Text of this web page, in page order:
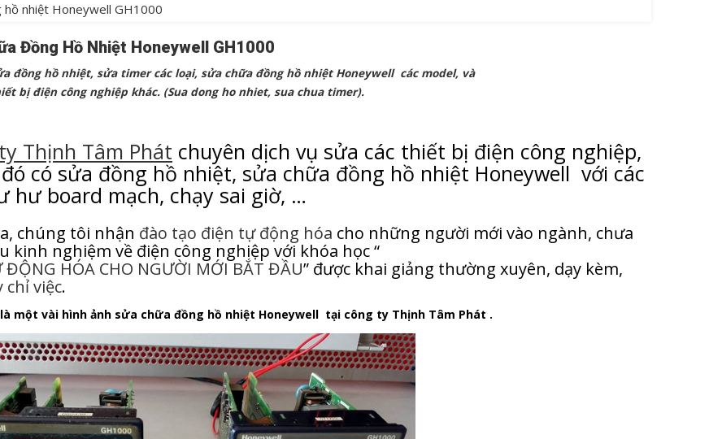
hồ nhiệt Honeywell GH1000
Đồng Hồ Nhiệt Honeywell GH1000
đồng hồ nhiệt, sửa timer các loại, sửa chữa đồng hồ nhiệt Honeywell các model, và
bị điện công nghiệp khác. (Sua dong ho nhiet, sua chua timer).
Thịnh Tâm Phát chuyên dịch vụ sửa các thiết bị điện công nghiệp,
có sửa đồng hồ nhiệt, sửa chữa đồng hồ nhiệt Honeywell với các
hư board mạch, chạy sai giờ, …
chúng tôi nhận đào tạo điện tự động hóa cho những người mới vào ngành, chưa
kinh nghiệm về điện công nghiệp với khóa học “
ĐỘNG HÓA CHO NGƯỜI MỚI BẮT ĐẦU” được khai giảng thường xuyên, dạy kèm,
chỉ việc.
một vài hình ảnh sửa chữa đồng hồ nhiệt Honeywell tại công ty Thịnh Tâm Phát .